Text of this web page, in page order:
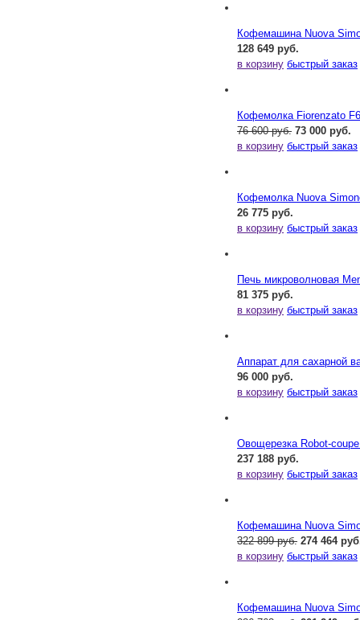
Кофемашина Nuova
128 649 руб.
в корзину быстрый заказ
Кофемолка Fiorenzato
76 600 руб. 73 000 руб.
в корзину быстрый заказ
Кофемолка Nuova
26 775 руб.
в корзину быстрый заказ
Печь микроволновая
81 375 руб.
в корзину быстрый заказ
Аппарат для сахарной
96 000 руб.
в корзину быстрый заказ
Овощерезка Robot-
237 188 руб.
в корзину быстрый заказ
Кофемашина Nuova
322 899 руб. 274 464
в корзину быстрый заказ
Кофемашина Nuova